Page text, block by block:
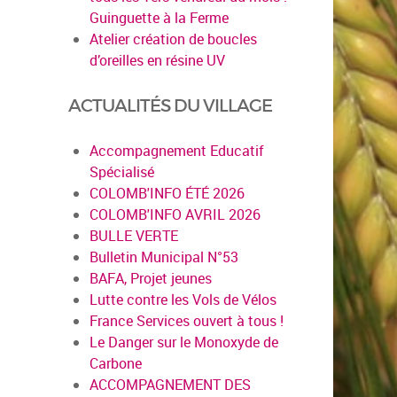
en savoir plus
Guinguette à la Ferme
Atelier création de boucles
d’oreilles en résine UV
ACTUALITÉS DU VILLAGE
Accompagnement Educatif
Spécialisé
COLOMB'INFO ÉTÉ 2026
COLOMB'INFO AVRIL 2026
BULLE VERTE
Bulletin Municipal N°53
BAFA, Projet jeunes
Lutte contre les Vols de Vélos
France Services ouvert à tous !
Le Danger sur le Monoxyde de
Carbone
ACCOMPAGNEMENT DES